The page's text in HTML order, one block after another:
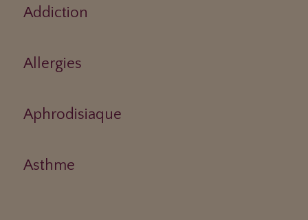
Addiction
Allergies
Aphrodisiaque
Asthme